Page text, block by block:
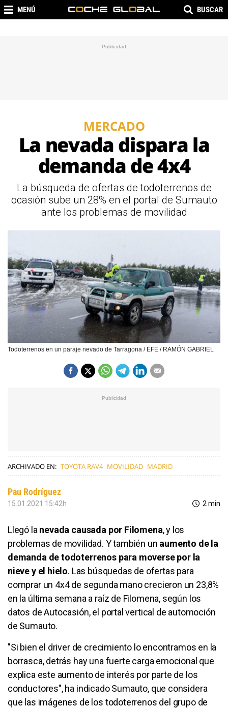
MENÚ BUSCAR
MERCADO
La nevada dispara la
demanda de 4x4
La búsqueda de ofertas de todoterrenos de
ocasión sube un 28% en el portal de Sumauto
ante los problemas de movilidad
Todoterrenos en un paraje nevado de Tarragona / EFE / RAMÓN GABRIEL
ARCHIVADO EN: TOYOTA RAV4 MOVILIDAD MADRID
Pau Rodríguez
15.01.2021 15:42h 2 min
Llegó la nevada causada por Filomena, y los
problemas de movilidad. Y también un aumento de la
demanda de todoterrenos para moverse por la
nieve y el hielo. Las búsquedas de ofertas para
comprar un 4x4 de segunda mano crecieron un 23,8%
en la última semana a raíz de Filomena, según los
datos de Autocasión, el portal vertical de automoción
de Sumauto.
"Si bien el driver de crecimiento lo encontramos en la
borrasca, detrás hay una fuerte carga emocional que
explica este aumento de interés por parte de los
conductores", ha indicado Sumauto, que considera
que las imágenes de los todoterrenos del grupo de